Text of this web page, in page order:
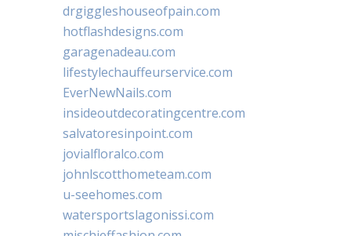
drgiggleshouseofpain.com
hotflashdesigns.com
garagenadeau.com
lifestylechauffeurservice.com
EverNewNails.com
insideoutdecoratingcentre.com
salvatoresinpoint.com
jovialfloralco.com
johnlscotthometeam.com
u-seehomes.com
watersportslagonissi.com